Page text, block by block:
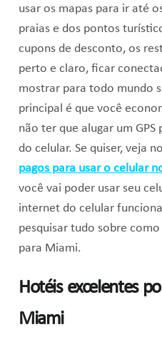
usar os mapas para ir até
praias e dos pontos
cupons de desconto, os
perto e claro, ficar
mostrar para todo mundo
principal é que você
não ter que alugar um
do celular. Se quiser, veja
pagos para usar o celular
você vai poder usar seu
internet do celular
pesquisar tudo sobre
para Miami.
Hotéis excelentes
Miami